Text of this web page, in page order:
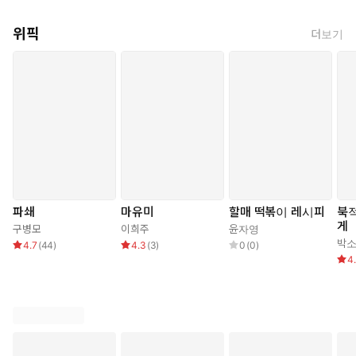
무지 믿을 수가 없었다.
미스터리 공포물 좋아하시는 분은 읽어보시면 좋을듯. 서정적이기도 한
한국판 미스터리의 진수가 아닐까 싶은 작품. 뭐, 딱히 내 취향은 아니지
만.
위픽 더보기
파쇄
구병모
4.7 (44)
마유미
이희주
4.3 (3)
할매 떡볶이 레시피
윤자영
0 (0)
북
게
박